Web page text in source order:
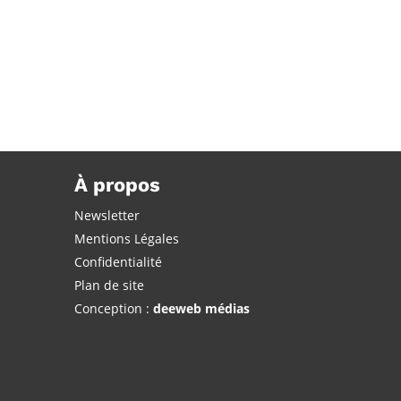
À propos
Newsletter
Mentions Légales
Confidentialité
Plan de site
Conception : deeweb médias